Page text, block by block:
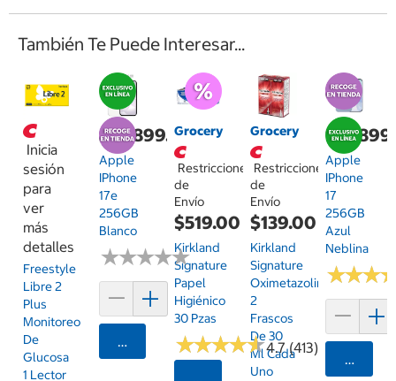
También Te Puede Interesar...
Inicia
sesión
para
ver
más
detalles
Freestyle
Libre 2
Plus
Monitoreo
De
Glucosa
1 Lector
$14,899.00
Apple
IPhone
17e
256GB
Blanco
★★★★★
★★★★★
Agregar
Grocery
Restricciones
de
Envío
$519.00
Kirkland
Signature
Papel
Higiénico
30 Pzas
★★★★★
★★★★★4.7 (413)
Grocery
Restricciones
de
Envío
$139.00
Kirkland
Signature
Oximetazolina
2
Frascos
De 30
Ml Cada
Uno
Apple
IPhone
17
256GB
Azul
Neblina
★★★
★★★